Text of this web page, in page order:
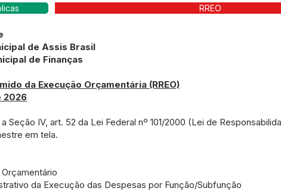
RREO
de Assis Brasil
de Finanças
da Execução Orçamentária (RREO)
2026
Seção IV, art. 52 da Lei Federal nº 101/2000 (Lei de
em tela.
da Execução das Despesas por Função/Subfunção